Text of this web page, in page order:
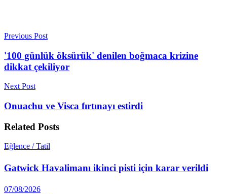
Previous Post
'100 günlük öksürük' denilen boğmaca krizine
dikkat çekiliyor
Next Post
Onuachu ve Visca fırtınayı estirdi
Related Posts
Eğlence / Tatil
Gatwick Havalimanı ikinci pisti için karar verildi
07/08/2026